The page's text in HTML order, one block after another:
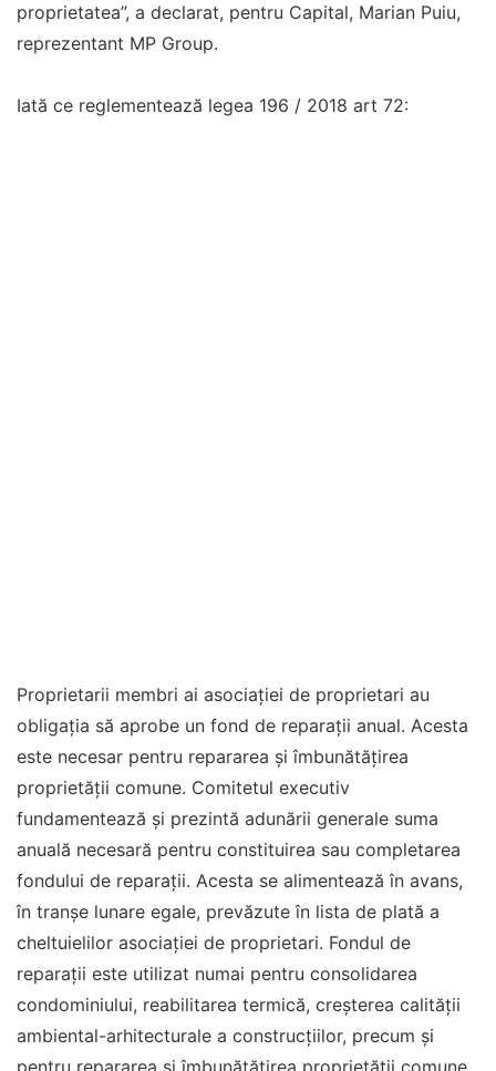
proprietatea”, a declarat, pentru Capital, Marian Puiu,
reprezentant MP Group.
Iată ce reglementează legea 196 / 2018 art 72:
Proprietarii membri ai asociației de proprietari au
obligația să aprobe un fond de reparații anual. Acesta
este necesar pentru repararea și îmbunătățirea
proprietății comune. Comitetul executiv
fundamentează și prezintă adunării generale suma
anuală necesară pentru constituirea sau completarea
fondului de reparații. Acesta se alimentează în avans,
în tranșe lunare egale, prevăzute în lista de plată a
cheltuielilor asociației de proprietari. Fondul de
reparații este utilizat numai pentru consolidarea
condominiului, reabilitarea termică, creșterea calității
ambiental-arhitecturale a construcțiilor, precum și
pentru repararea și îmbunătățirea proprietății comune.